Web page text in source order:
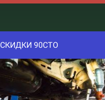
СКИДКИ 90СТО